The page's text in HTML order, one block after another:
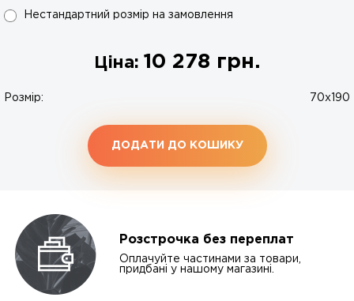
Нестандартний розмір на замовлення
Ціна: 10 278 грн.
Розмір: 70x190
ДОДАТИ ДО КОШИКУ
Розстрочка без переплат
Оплачуйте частинами за товари,
придбані у нашому магазині.